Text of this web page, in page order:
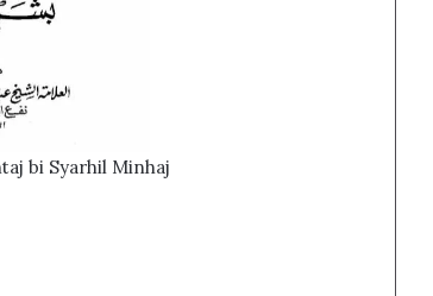
bi Syarhil Minhaj